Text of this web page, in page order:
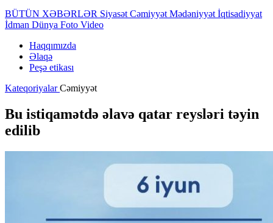
BÜTÜN XƏBƏRLƏR Siyasət Cəmiyyət Mədəniyyət İqtisadiyyat
İdman Dünya Foto Video
Haqqımızda
Əlaqə
Peşə etikası
KateqoriyalarCəmiyyət
Bu istiqamətdə əlavə qatar reysləri təyin
edilib